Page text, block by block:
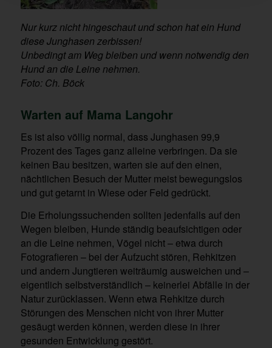
Nur kurz nicht hingeschaut und schon hat ein Hund
diese Junghasen zerbissen!
Unbedingt am Weg bleiben und wenn notwendig den
Hund an die Leine nehmen.
Foto: Ch. Böck
Warten auf Mama Langohr
Es ist also völlig normal, dass Junghasen 99,9
Prozent des Tages ganz alleine verbringen. Da sie
keinen Bau besitzen, warten sie auf den einen,
nächtlichen Besuch der Mutter meist bewegungslos
und gut getarnt in Wiese oder Feld gedrückt.
Die Erholungssuchenden sollten jedenfalls auf den
Wegen bleiben, Hunde ständig beaufsichtigen oder
an die Leine nehmen, Vögel nicht – etwa durch
Fotografieren – bei der Aufzucht stören, Rehkitzen
und andern Jungtieren weiträumig ausweichen und –
eigentlich selbstverständlich – keinerlei Abfälle in der
Natur zurücklassen. Wenn etwa Rehkitze durch
Störungen des Menschen nicht von ihrer Mutter
gesäugt werden können, werden diese in ihrer
gesunden Entwicklung gestört.